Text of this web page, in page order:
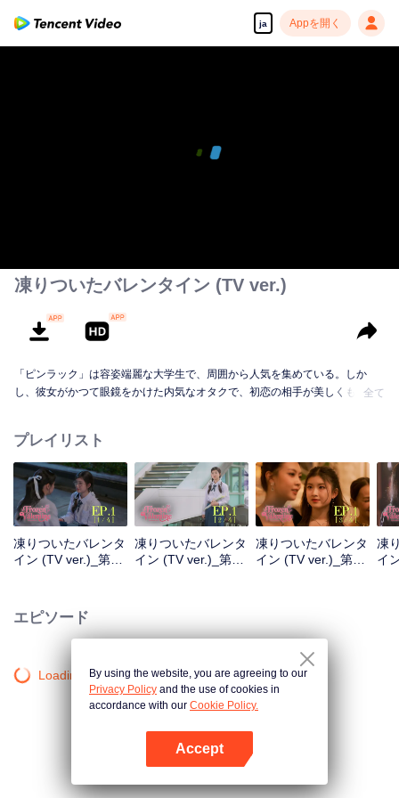
ja Appを開く
凍りついたバレンタイン (TV ver.)
「ピンラック」は容姿端麗な大学生で、周囲から人気を集めている。しか
し、彼女がかつて眼鏡をかけた内気なオタクで、初恋の相手が美しくも冷た
先輩は、この美しい後輩が昔自分につきまとっていた眼鏡っ子と同じ人物だ
とは気づいていない。もしこの子が自分に片思いしていたことを知ったら、
どう思うだろうか？
全て
プレイリスト
凍りついたバレンタ
イン (TV ver.)_第
凍りついたバレンタ
イン (TV ver.)_第
凍りついたバレンタ
イン (TV ver.)_第
凍
イ
エピソード
Loading…By using the website, you are agreeing to our
Privacy Policy and the use of cookies in
accordance with our Cookie Policy.
Accept